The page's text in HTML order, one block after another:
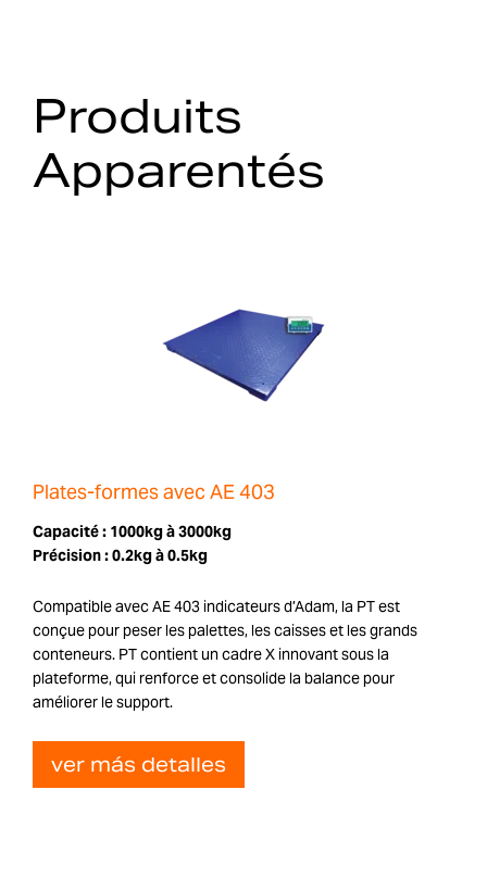
Produits
Apparentés
Plates-formes avec AE 403
Capacité : 1000kg à 3000kg
Précision :0.2kg à 0.5kg
Compatible avec AE 403 indicateurs d’Adam, la PT est
conçue pour peser les palettes, les caisses et les grands
conteneurs. PT contient un cadre X innovant sous la
plateforme, qui renforce et consolide la balance pour
améliorer le support.
ver más detalles